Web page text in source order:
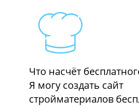
Что насчёт
Я могу создать сайт
стройматериалов